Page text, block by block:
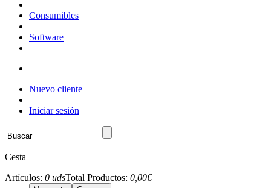
Consumibles
Software
Nuevo cliente
Iniciar sesión
Cesta
Artículos: 0 udsTotal Productos: 0,00€